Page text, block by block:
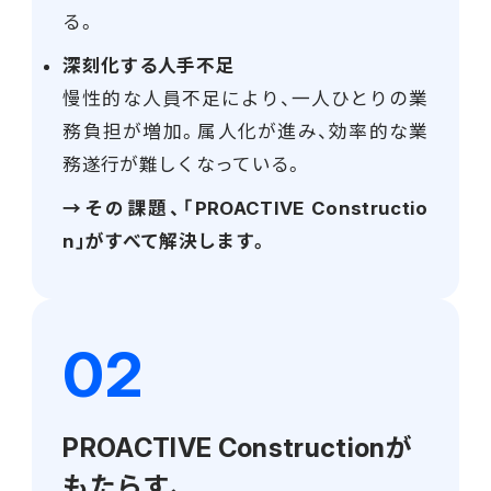
る。
深刻化する人手不足
慢性的な人員不足により、一人ひとりの業
務負担が増加。属人化が進み、効率的な業
務遂行が難しくなっている。
→その課題、「PROACTIVE Constructio
n」がすべて解決します。
PROACTIVE Constructionが